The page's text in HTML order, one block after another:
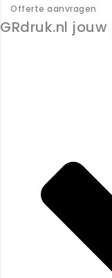
Offerte aanvragen
GRdruk.nl